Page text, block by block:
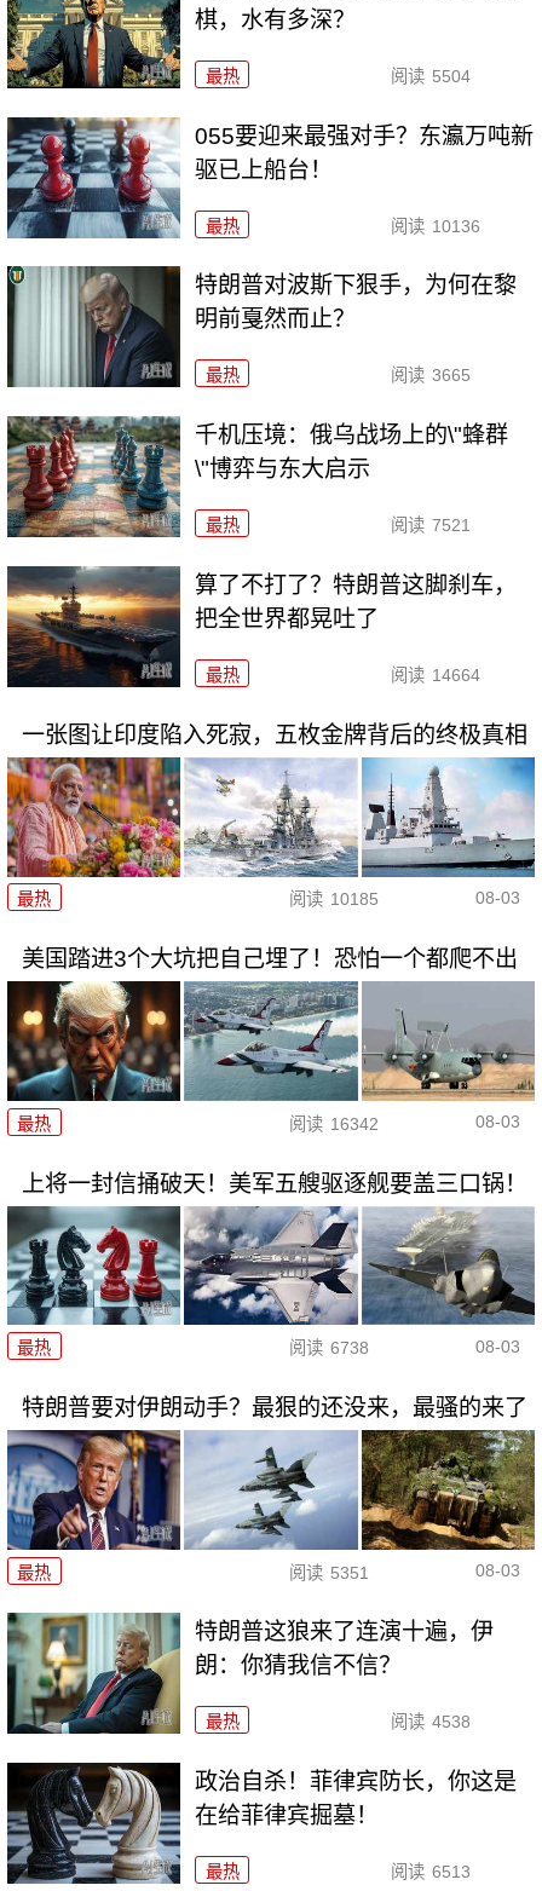
棋，水有多深？
最热 阅读 5504
055要迎来最强对手？东瀛万吨新
驱已上船台！
最热 阅读 10136
特朗普对波斯下狠手，为何在黎
明前戛然而止？
最热 阅读 3665
千机压境：俄乌战场上的\"蜂群
\"博弈与东大启示
最热 阅读 7521
算了不打了？特朗普这脚刹车，
把全世界都晃吐了
最热 阅读 14664
一张图让印度陷入死寂，五枚金牌背后的终极真相
最热 阅读 10185 08-03
美国踏进3个大坑把自己埋了！恐怕一个都爬不出
最热 阅读 16342 08-03
上将一封信捅破天！美军五艘驱逐舰要盖三口锅！
最热 阅读 6738 08-03
特朗普要对伊朗动手？最狠的还没来，最骚的来了
最热 阅读 5351 08-03
特朗普这狼来了连演十遍，伊
朗：你猜我信不信？
最热 阅读 4538
政治自杀！菲律宾防长，你这是
在给菲律宾掘墓！
最热 阅读 6513